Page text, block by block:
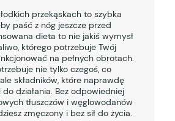
przekąskach to szybka
paść z nóg jeszcze przed
dieta to nie jakiś wymysł
którego potrzebuje Twój
na pełnych obrotach.
nie tylko czegoś, co
składników, które naprawdę
działania. Bez odpowiedniej
tłuszczów i węglowodanów
zmęczony i bez sił do życia.